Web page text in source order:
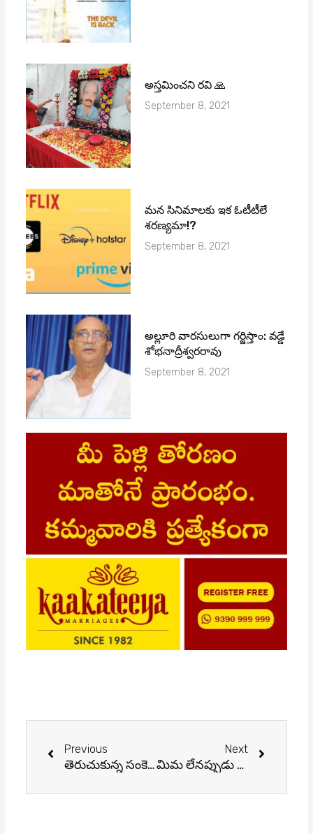
అస్తమించని రవి 🙏
September 8, 2021
మ‌న సినిమాల‌కు ఇక ఓటీటీలే
శ‌ర‌ణ్య‌మా!?
September 8, 2021
అల్లూరి వారసులుగా గర్జిస్తాం: వడ్డే
శోభనాద్రీశ్వరరావు
September 8, 2021
Prev
Previous
తెరుచుకున్న సంకెళ్లు.. సాధారణ జీవితం సాధ్యమా?
Next
మిమ లేనప్పుడు విజయం భించదు
Next